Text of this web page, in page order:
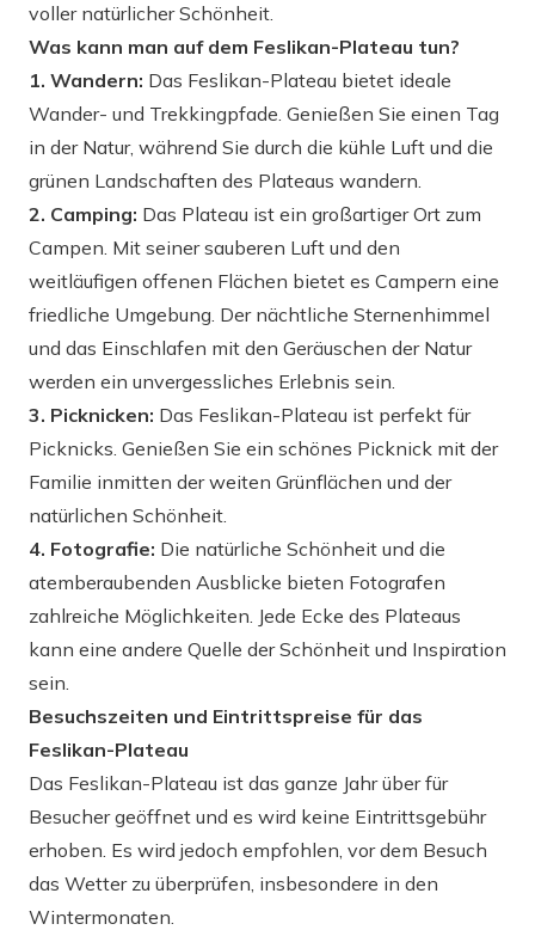
voller natürlicher Schönheit.
Was kann man auf dem Feslikan-Plateau tun?
1. Wandern: Das Feslikan-Plateau bietet ideale
Wander- und Trekkingpfade. Genießen Sie einen Tag
in der Natur, während Sie durch die kühle Luft und die
grünen Landschaften des Plateaus wandern.
2. Camping: Das Plateau ist ein großartiger Ort zum
Campen. Mit seiner sauberen Luft und den
weitläufigen offenen Flächen bietet es Campern eine
friedliche Umgebung. Der nächtliche Sternenhimmel
und das Einschlafen mit den Geräuschen der Natur
werden ein unvergessliches Erlebnis sein.
3. Picknicken: Das Feslikan-Plateau ist perfekt für
Picknicks. Genießen Sie ein schönes Picknick mit der
Familie inmitten der weiten Grünflächen und der
natürlichen Schönheit.
4. Fotografie: Die natürliche Schönheit und die
atemberaubenden Ausblicke bieten Fotografen
zahlreiche Möglichkeiten. Jede Ecke des Plateaus
kann eine andere Quelle der Schönheit und Inspiration
sein.
Besuchszeiten und Eintrittspreise für das
Feslikan-Plateau
Das Feslikan-Plateau ist das ganze Jahr über für
Besucher geöffnet und es wird keine Eintrittsgebühr
erhoben. Es wird jedoch empfohlen, vor dem Besuch
das Wetter zu überprüfen, insbesondere in den
Wintermonaten.